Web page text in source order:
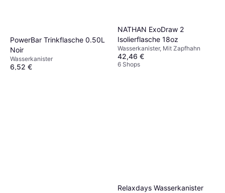
PowerBar Trinkflasche 0.50L
Noir
Wasserkanister
6,52 €
NATHAN ExoDraw 2
Isolierflasche 18oz
Wasserkanister, Mit Zapfhahn
42,46 €
6 Shops
Relaxdays Wasserkanister